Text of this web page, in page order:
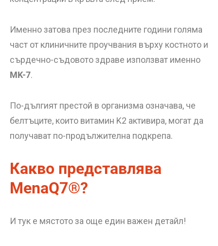
Именно затова през последните години голяма
част от клиничните проучвания върху костното и
сърдечно-съдовото здраве използват именно
MK-7.
По-дългият престой в организма означава, че
белтъците, които витамин K2 активира, могат да
получават по-продължителна подкрепа.
Какво представлява
MenaQ7®?
И тук е мястото за още един важен детайл!